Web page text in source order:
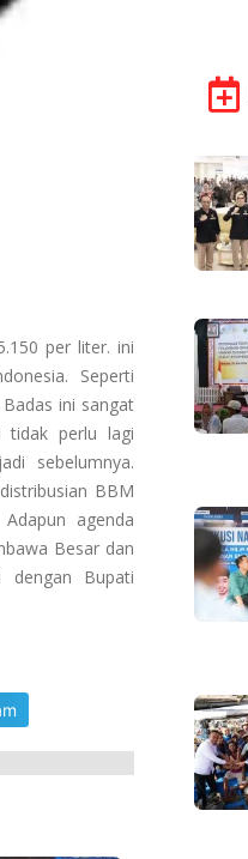
per liter. ini
Seperti
ini sangat
tidak perlu lagi
sebelumnya.
BBM
agenda
Besar dan
dengan Bupati